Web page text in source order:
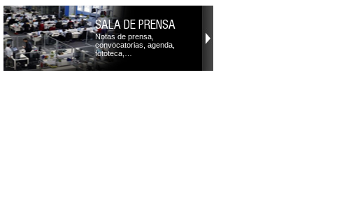
SALA DE PRENSA
Notas de prensa,
convocatorias, agenda,
fototeca,…